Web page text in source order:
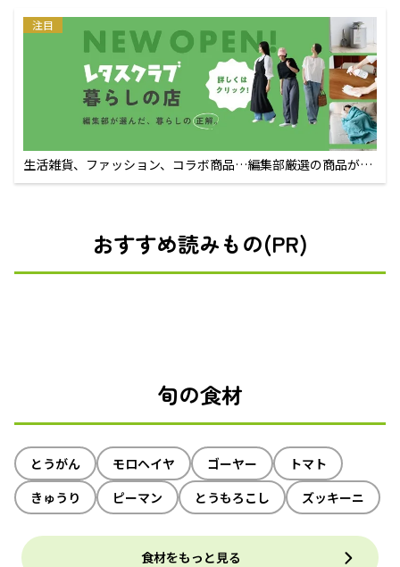
注目
生活雑貨、ファッション、コラボ商品…編集部厳選の商品が買
えるECサイト
おすすめ読みもの(PR)
旬の食材
とうがん モロヘイヤ ゴーヤー
トマト
きゅうり
ピーマン とうもろこし ズッキーニ
食材をもっと見る